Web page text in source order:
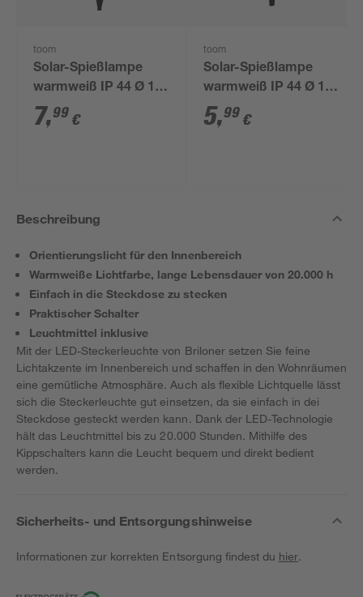
toom
Solar-Spießlampe
warmweiß IP 44 Ø 15
x 44 cm
7,99 €
toom
Solar-Spießlampe
warmweiß IP 44 Ø 10
x 39 cm
5,99 €
Beschreibung
Orientierungslicht für den Innenbereich
Warmweiße Lichtfarbe, lange Lebensdauer von 20.000 h
Einfach in die Steckdose zu stecken
Praktischer Schalter
Leuchtmittel inklusive
Mit der LED-Steckerleuchte von Briloner setzen Sie feine
Lichtakzente im Innenbereich und schaffen in den Wohnräumen
eine gemütliche Atmosphäre. Auch als flexible Lichtquelle lässt
sich die Steckerleuchte gut einsetzen, da sie einfach in dei
Steckdose gesteckt werden kann. Dank der LED-Technologie
hält das Leuchtmittel bis zu 20.000 Stunden. Mithilfe des
Kippschalters kann die Leucht bequem und direkt bedient
werden.
Sicherheits- und Entsorgungshinweise
Informationen zur korrekten Entsorgung findest du hier.